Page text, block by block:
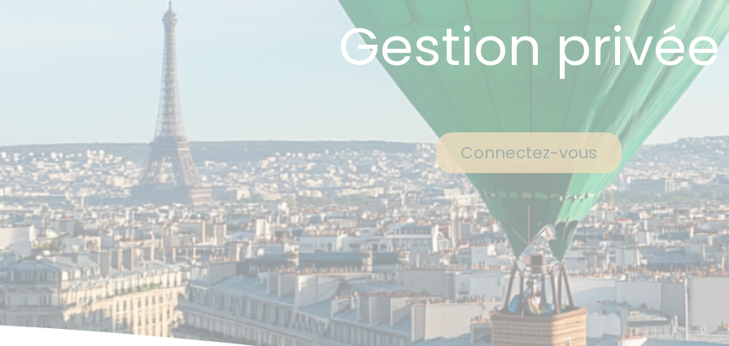
Gestion privée
Connectez-vous